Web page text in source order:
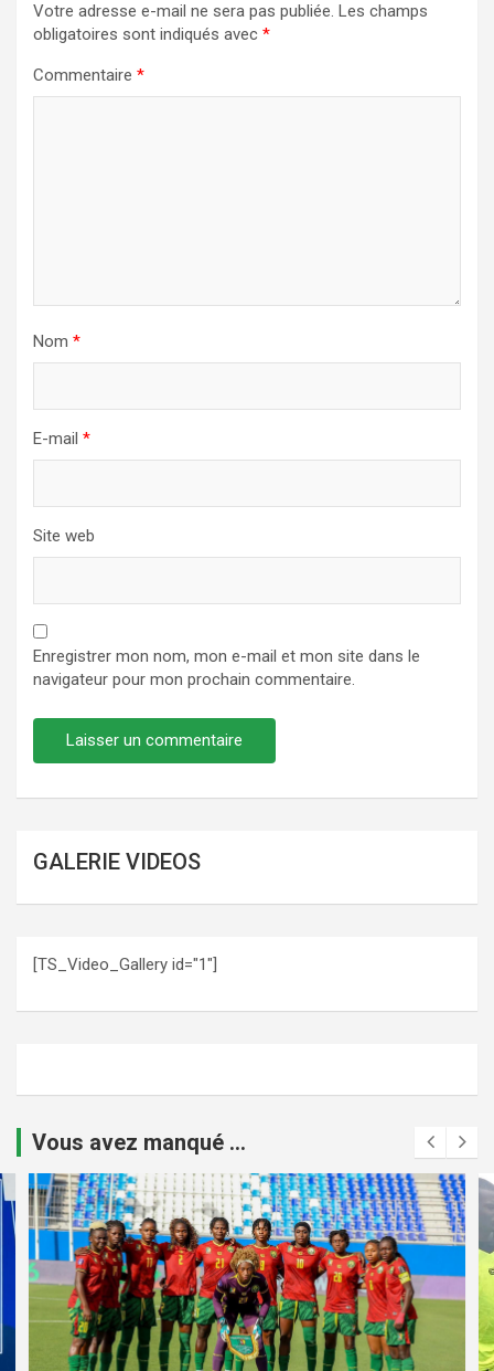
Votre adresse e-mail ne sera pas publiée. Les champs
obligatoires sont indiqués avec *
Commentaire *
Nom *
E-mail *
Site web
Enregistrer mon nom, mon e-mail et mon site dans le
navigateur pour mon prochain commentaire.
GALERIE VIDEOS
[TS_Video_Gallery id="1"]
Vous avez manqué ...